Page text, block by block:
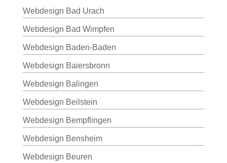
Webdesign Bad Urach
Webdesign Bad Wimpfen
Webdesign Baden-Baden
Webdesign Baiersbronn
Webdesign Balingen
Webdesign Beilstein
Webdesign Bempflingen
Webdesign Bensheim
Webdesign Beuren